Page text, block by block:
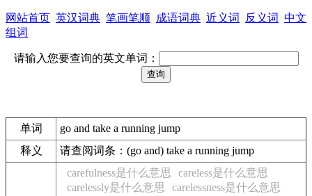
网站首页 英汉词典 笔画笔顺 成语词典 近义词 反义词 中文
组词
请输入您要查询的英文单词：
单词
go and take a running jump
释义
请查阅词条：(go and) take a running jump
carefulness是什么意思
careless是什么意思
carelessly是什么意思
carelessness是什么意思